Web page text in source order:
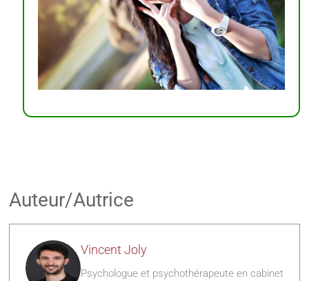
Auteur/Autrice
Vincent Joly
Psychologue et psychothérapeute en cabinet